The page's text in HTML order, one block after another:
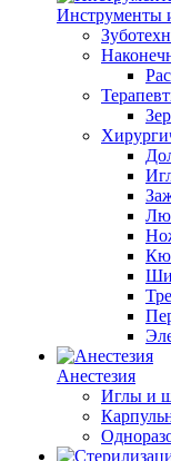
Инструменты
Анестезия
Иглы и